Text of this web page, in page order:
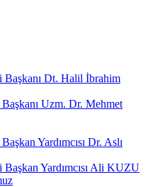
Başkanı Dt. Halil İbrahim
Uzm. Dr. Mehmet
Yardımcısı Dr. Aslı
Yardımcısı Ali KUZU